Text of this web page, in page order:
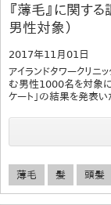
『薄毛』に関す
男性対象）
2017年11月01日
アイランドタワークリ
む男性1000名を対象に
ケート」の結果を発表
薄毛 髪 頭髪